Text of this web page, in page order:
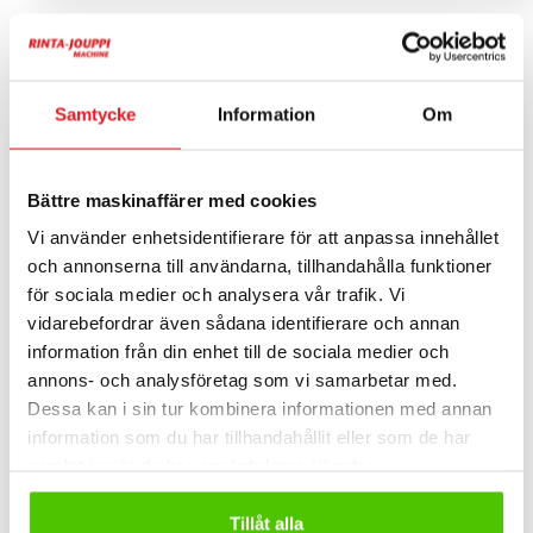
Samtycke Information Om
Bättre maskinaffärer med cookies
Vi använder enhetsidentifierare för att anpassa innehållet
och annonserna till användarna, tillhandahålla funktioner
för sociala medier och analysera vår trafik. Vi
vidarebefordrar även sådana identifierare och annan
information från din enhet till de sociala medier och
annons- och analysföretag som vi samarbetar med.
Dessa kan i sin tur kombinera informationen med annan
information som du har tillhandahållit eller som de har
Tillåt alla
Kompakttraktorer – mångsidiga
maskiner för stad och underhåll
Kompakttraktorer lämpar sig för många olika
gör dem till en effektiv lösning både sommar och vinter.
En av de största fördelarna med kompakttraktorer är
deras mångsidighet. Med olika redskap som plogar,
sopaggregat, spridare och klippare kan samma maskin
användas i flera arbetsmoment under året. Detta ökar
effektiviteten och minskar behovet av flera maskiner.
komfort och enkel användning. Den kompakta